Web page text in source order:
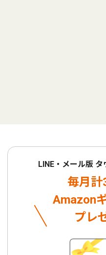
LINE・メール版
毎月計
Amazon
プレ